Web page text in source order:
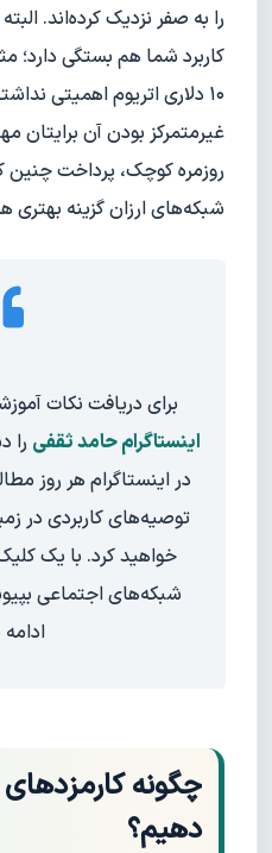
را به صفر نزدیک کرده‌اند.
کاربرد شما هم بستگی دارد؛
۱۰ دلاری اتریوم اهمیتی
غیرمتمرکز بودن آن برایتان
روزمره کوچک، پرداخت
شبکه‌های ارزان گزینه بهتری
برای دریافت نکات
اینستاگرام حامد ثقفی را
در اینستاگرام هر روز
توصیه‌های کاربردی در
خواهید کرد. با یک
شبکه‌های اجتماعی
چگونه
دهیم؟